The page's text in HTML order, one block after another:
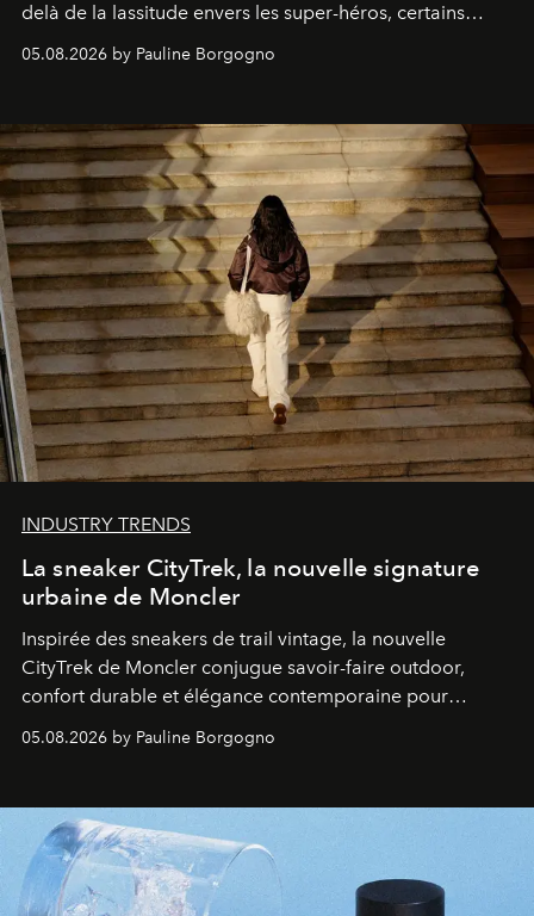
delà de la lassitude envers les super-héros, certains
personnages continuent de susciter une ferveur intacte.
05.08.2026 by Pauline Borgogno
INDUSTRY TRENDS
La sneaker CityTrek, la nouvelle signature
urbaine de Moncler
Inspirée des sneakers de trail vintage, la nouvelle
CityTrek de Moncler conjugue savoir-faire outdoor,
confort durable et élégance contemporaine pour
accompagner les explorations du quotidien.
05.08.2026 by Pauline Borgogno